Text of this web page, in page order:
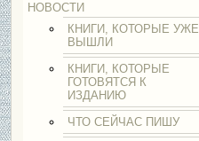
НОВОСТИ
КНИГИ, КОТОРЫЕ УЖЕ
ВЫШЛИ
КНИГИ, КОТОРЫЕ
ГОТОВЯТСЯ К
ИЗДАНИЮ
ЧТО СЕЙЧАС ПИШУ